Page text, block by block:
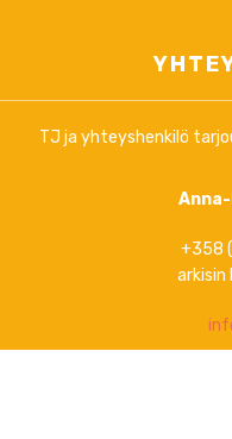
TJ ja yhteyshenkilö
+358
arkisin